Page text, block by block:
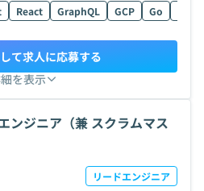
React GraphQL GCP Go
を表示
て求人に応募する
ンジニア（兼 スクラムマス
リードエンジニア